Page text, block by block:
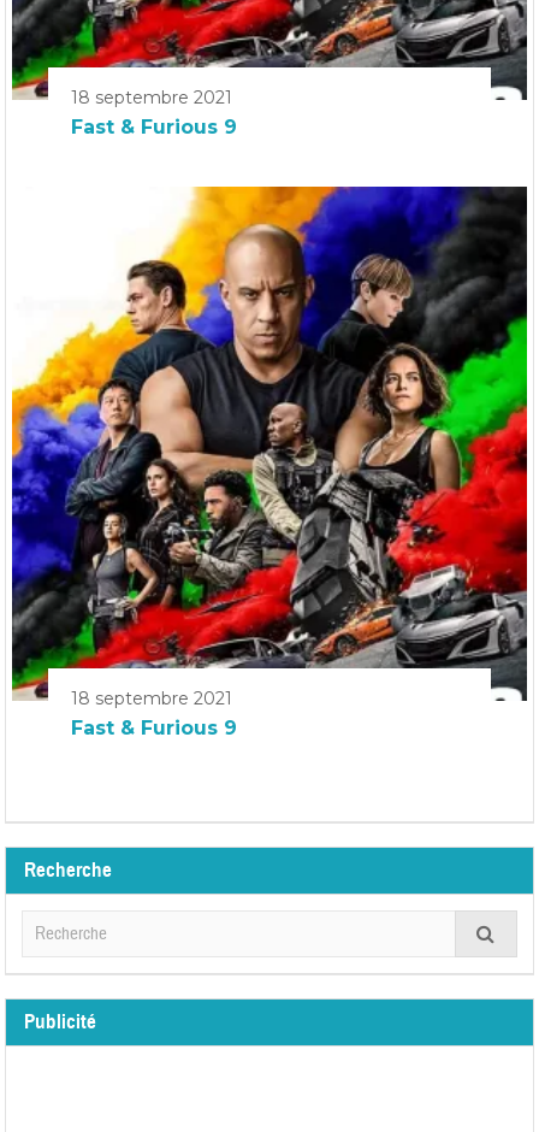
18 septembre 2021
Fast & Furious 9
18 septembre 2021
Fast & Furious 9
Recherche
Publicité